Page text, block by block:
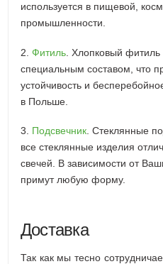
используется в пищевой,
промышленности.
2.Фитиль . Хлопковый
специальным составом, что
устойчивость и
в Польше.
3. Подсвечник . Стеклянные
все стеклянные изделия
свечей. В зависимости от
примут любую форму.
Доставка
Так как мы тесно